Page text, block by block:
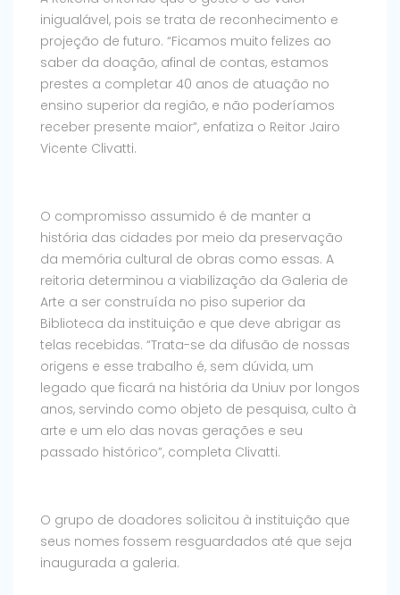
inigualável, pois se trata de reconhecimento e
projeção de futuro. “Ficamos muito felizes ao
saber da doação, afinal de contas, estamos
prestes a completar 40 anos de atuação no
ensino superior da região, e não poderíamos
receber presente maior”, enfatiza o Reitor Jairo
Vicente Clivatti.
O compromisso assumido é de manter a
história das cidades por meio da preservação
da memória cultural de obras como essas. A
reitoria determinou a viabilização da Galeria de
Arte a ser construída no piso superior da
Biblioteca da instituição e que deve abrigar as
telas recebidas. “Trata-se da difusão de nossas
origens e esse trabalho é, sem dúvida, um
legado que ficará na história da Uniuv por longos
anos, servindo como objeto de pesquisa, culto à
arte e um elo das novas gerações e seu
passado histórico”, completa Clivatti.
O grupo de doadores solicitou à instituição que
seus nomes fossem resguardados até que seja
inaugurada a galeria.